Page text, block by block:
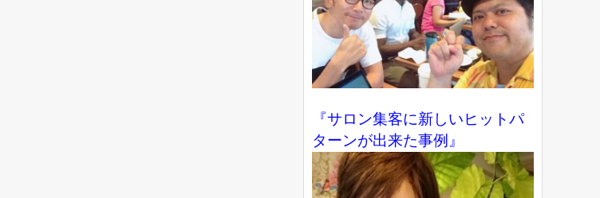
『サロン集客に新しいヒットパ
ターンが出来た事例』